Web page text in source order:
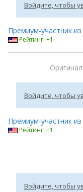
Войдите, чтобы
Премиум-участник
Рейтинг: +1
Войдите, чтобы
Премиум-участник
Рейтинг: +1
Войдите, чтобы